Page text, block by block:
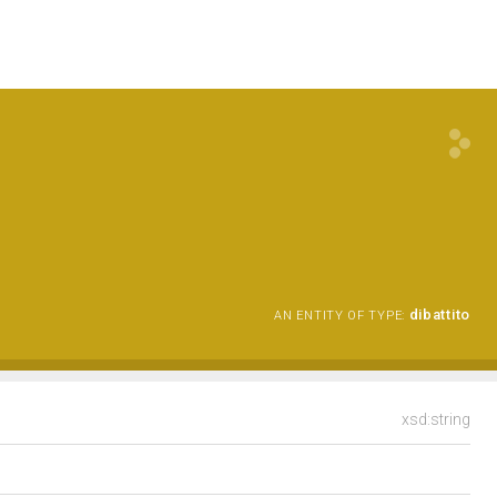
AN ENTITY OF TYPE: dibattito
xsd:string